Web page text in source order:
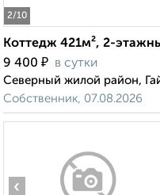
2/10
Коттедж 421м², 2-
9 400 ₽ в сутки
Северный жилой район,
Собственник, 07.08.2026
‹